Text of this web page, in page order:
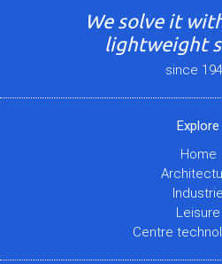
We solve it
lightweight
since
Explore
Home
Industrie
Leisure
Centre